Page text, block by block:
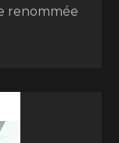
renommée